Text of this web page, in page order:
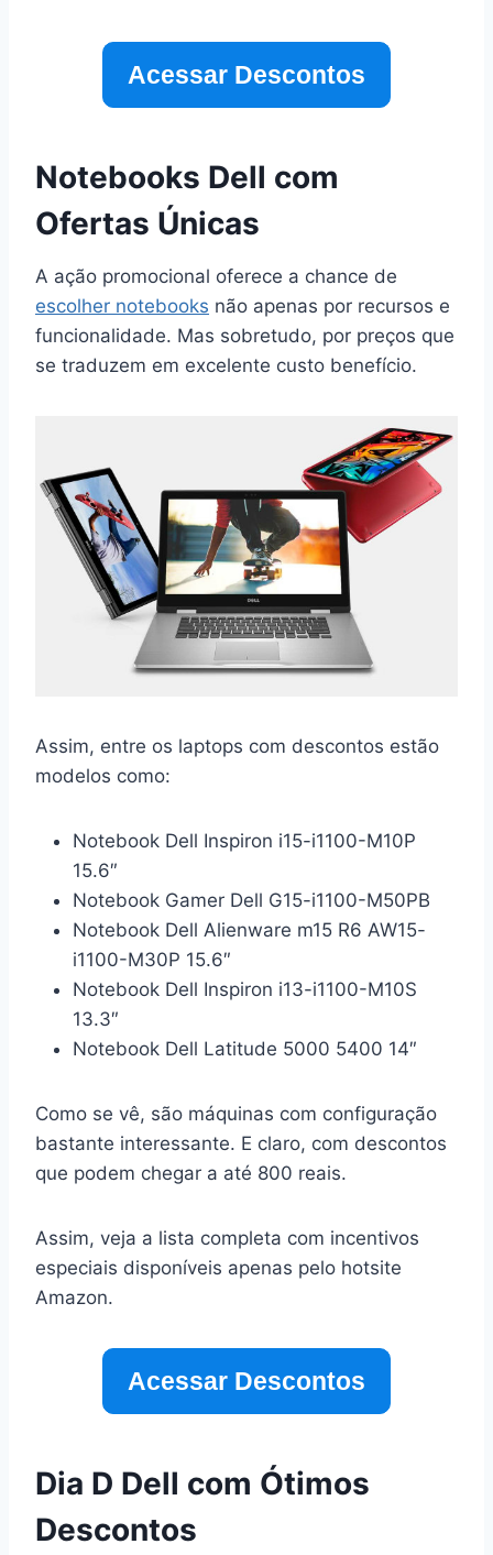
Acessar Descontos
Notebooks Dell com
Ofertas Únicas
A ação promocional oferece a chance de
escolher notebooks não apenas por recursos e
funcionalidade. Mas sobretudo, por preços que
se traduzem em excelente custo benefício.
Assim, entre os laptops com descontos estão
modelos como:
Notebook Dell Inspiron i15-i1100-M10P
15.6″
Notebook Gamer Dell G15-i1100-M50PB
Notebook Dell Alienware m15 R6 AW15-
i1100-M30P 15.6″
Notebook Dell Inspiron i13-i1100-M10S
13.3″
Notebook Dell Latitude 5000 5400 14″
Como se vê, são máquinas com configuração
bastante interessante. E claro, com descontos
que podem chegar a até 800 reais.
Assim, veja a lista completa com incentivos
especiais disponíveis apenas pelo hotsite
Amazon.
Acessar Descontos
Dia D Dell com Ótimos
Descontos